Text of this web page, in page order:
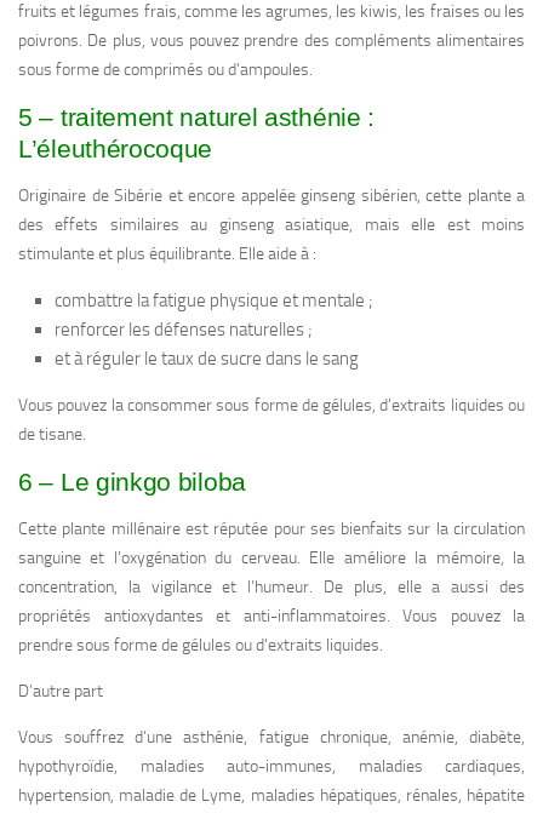
fruits et légumes frais, comme les agrumes, les kiwis, les fraises ou les
poivrons. De plus, vous pouvez prendre des compléments alimentaires
sous forme de comprimés ou d’ampoules.
5 – traitement naturel asthénie :
L’éleuthérocoque
Originaire de Sibérie et encore appelée ginseng sibérien, cette plante a
des effets similaires au ginseng asiatique, mais elle est moins
stimulante et plus équilibrante. Elle aide à :
combattre la fatigue physique et mentale ;
renforcer les défenses naturelles ;
et à réguler le taux de sucre dans le sang
Vous pouvez la consommer sous forme de gélules, d’extraits liquides ou
de tisane.
6 – Le ginkgo biloba
Cette plante millénaire est réputée pour ses bienfaits sur la circulation
sanguine et l’oxygénation du cerveau. Elle améliore la mémoire, la
concentration, la vigilance et l’humeur. De plus, elle a aussi des
propriétés antioxydantes et anti-inflammatoires. Vous pouvez la
prendre sous forme de gélules ou d’extraits liquides.
D’autre part
Vous souffrez d’une asthénie, fatigue chronique, anémie, diabète,
hypothyroïdie, maladies auto-immunes, maladies cardiaques,
hypertension, maladie de Lyme, maladies hépatiques, rénales, hépatite